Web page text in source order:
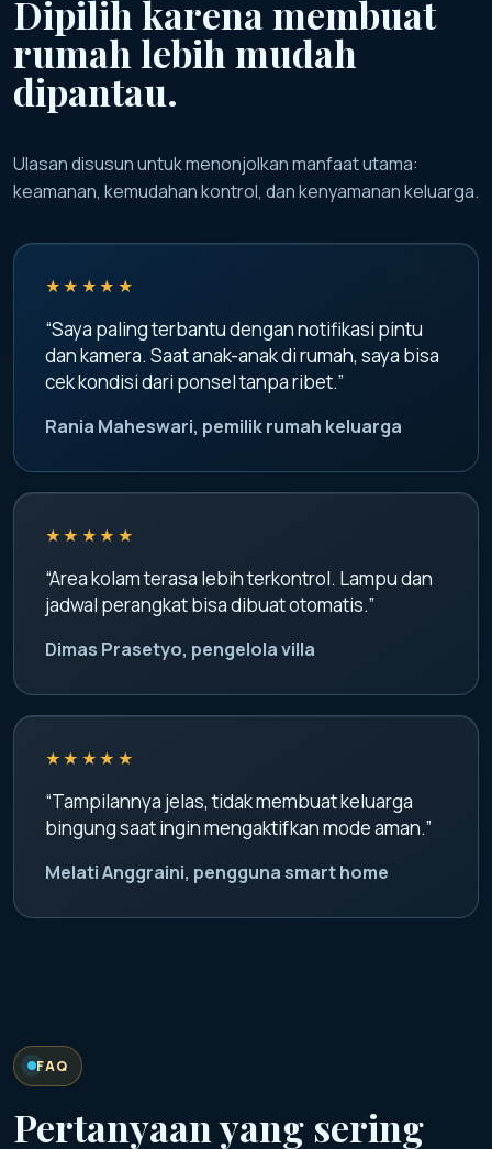
Dipilih karena membuat
rumah lebih mudah
dipantau.
Ulasan disusun untuk menonjolkan manfaat utama:
keamanan, kemudahan kontrol, dan kenyamanan keluarga.
★★★★★
“Saya paling terbantu dengan notifikasi pintu
dan kamera. Saat anak-anak di rumah, saya bisa
cek kondisi dari ponsel tanpa ribet.”
Rania Maheswari, pemilik rumah keluarga
★★★★★
“Area kolam terasa lebih terkontrol. Lampu dan
jadwal perangkat bisa dibuat otomatis.”
Dimas Prasetyo, pengelola villa
★★★★★
“Tampilannya jelas, tidak membuat keluarga
bingung saat ingin mengaktifkan mode aman.”
Melati Anggraini, pengguna smart home
FAQ
Pertanyaan yang sering